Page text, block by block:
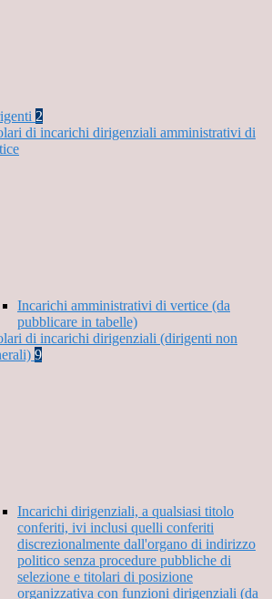
2
di incarichi dirigenziali amministrativi di
Incarichi amministrativi di vertice (da
pubblicare in tabelle)
di incarichi dirigenziali (dirigenti non
9
Incarichi dirigenziali, a qualsiasi titolo
conferiti, ivi inclusi quelli conferiti
discrezionalmente dall'organo di indirizzo
politico senza procedure pubbliche di
selezione e titolari di posizione
organizzativa con funzioni dirigenziali (da